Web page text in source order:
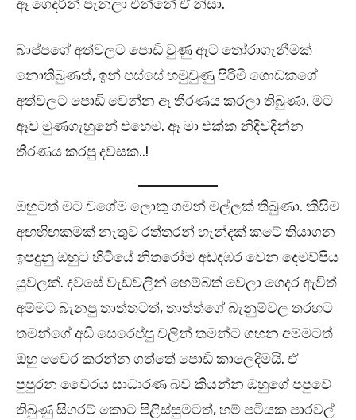
ඈ ගෙදරින් පැනලා එන්නේ ඒ නිසා.
බාප්පගේ අත්වලට පොඩි වුණු ඈට තෝරාගැනීමක්
නොතිබුණත්, ඉන් පස්සේ හමුවුණු පිරිමි ගොඩකගේ
අත්වලට පොඩි වෙන්න ඈ තීරණය කරලා තිබුණා. මට
ඈව මුණගැහුනේ එහෙම. ඈ මා එක්ක නිදිවදින්න
තීරණය කරපු දවසක..!
ඔහුටත් මට වගේම ලොකු ගමන් මල්ලක් තිබුණා. කිසිම
අඟහිඟකමක් නැතුව රත්තරන් හැන්දක් කටේ තියාගන
ඉපදුනු ඔහුට හිටියේ නිතරෝම අඩදඹර වෙන දෙමව්පිය
යුවලක්. දවසේ වැඩවලින් හෙම්බත් වෙලා ගෙදර ඇවිත්
අම්මට බැනපු තාත්තටත්, තාත්ත්ගේ බැනුම්වල තරහට
තමන්ගේ අඩි සෙරෙප්පු වලින් තමන්ට ගහන අම්මටත්
ඔහු වෛර කරන්න ගත්තේ පොඩි කාලෙදිමයි. ඒ
පුපුරන වෛරය සාධාරණ බව කියන්න ඔහුගේ පපුවේ
තිබුණු සිගරට් කොට පිළිස්සුමටත්, හම් පටියක පාරවල්